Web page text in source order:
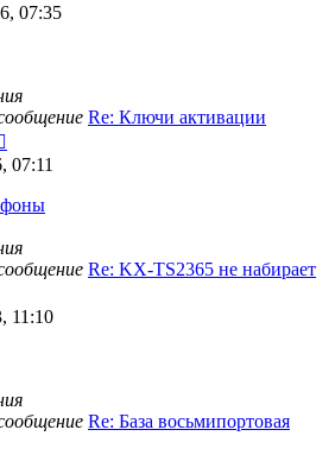
07:35
Re: Ключи активации
к
сообщению
07:11
Re: KX-TS2365 не набирает
11:10
Re: База восьмипортовая